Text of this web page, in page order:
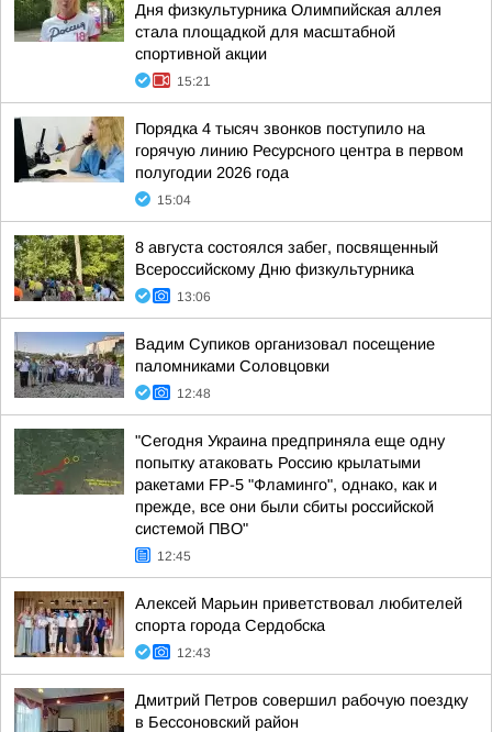
Дня физкультурника Олимпийская аллея
стала площадкой для масштабной
спортивной акции
15:21
Порядка 4 тысяч звонков поступило на
горячую линию Ресурсного центра в первом
полугодии 2026 года
15:04
8 августа состоялся забег, посвященный
Всероссийскому Дню физкультурника
13:06
Вадим Супиков организовал посещение
паломниками Соловцовки
12:48
"Сегодня Украина предприняла еще одну
попытку атаковать Россию крылатыми
ракетами FP-5 "Фламинго", однако, как и
прежде, все они были сбиты российской
системой ПВО"
12:45
Алексей Марьин приветствовал любителей
спорта города Сердобска
12:43
Дмитрий Петров совершил рабочую поездку
в Бессоновский район